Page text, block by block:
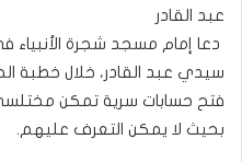
عبد القادر
دعا إمام مسجد شجرة
سيدي عبد القادر، خلال خطبة
فتح حسابات سرية تمكن مختلسي
بحيث لا يمكن التعرف عليهم.